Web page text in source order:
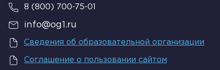
8 (800) 700-75-01
info@og1.ru
Сведения об образовательной организации
Соглашение о пользовании сайтом